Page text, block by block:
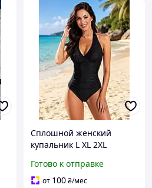
Сплошной женский
купальник L XL 2XL
стильные купальники для
отдыха и пляжа
Готово к отправке
от 100₴/мес